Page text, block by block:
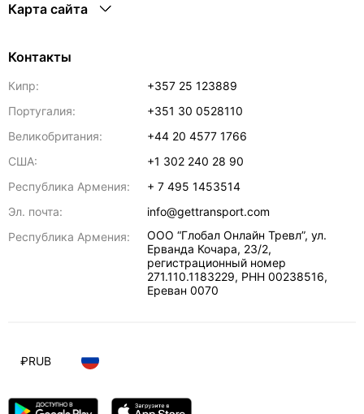
Карта сайта
Контакты
Кипр:
+357 25 123889
Португалия:
+351 30 0528110
Великобритания:
+44 20 4577 1766
США:
+1 302 240 28 90
Республика Армения:
+ 7 495 1453514
Эл. почта:
info@gettransport.com
Республика Армения:
ООО “Глобал Онлайн Тревл”, ул.
Ерванда Кочара, 23/2,
регистрационный номер
271.110.1183229, РНН 00238516,
Ереван 0070
₽RUB